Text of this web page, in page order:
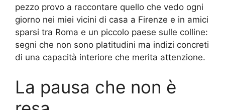
pezzo provo a raccontare quello che vedo ogni
giorno nei miei vicini di casa a Firenze e in amici
sparsi tra Roma e un piccolo paese sulle colline:
segni che non sono platitudini ma indizi concreti
di una capacità interiore che merita attenzione.
La pausa che non è